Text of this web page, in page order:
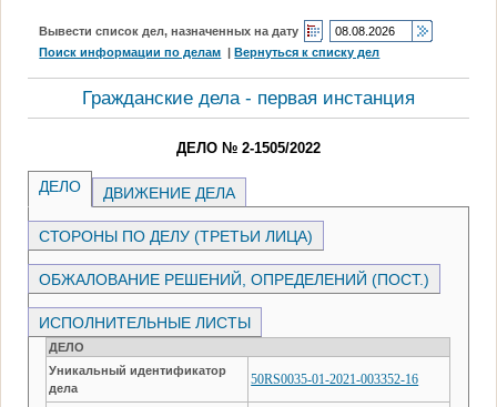
Вывести список дел, назначенных на дату
Поиск информации по делам |Вернуться к списку дел
Гражданские дела - первая инстанция
ДЕЛО № 2-1505/2022
ДЕЛО ДВИЖЕНИЕ ДЕЛА
СТОРОНЫ ПО ДЕЛУ (ТРЕТЬИ ЛИЦА)
ОБЖАЛОВАНИЕ РЕШЕНИЙ, ОПРЕДЕЛЕНИЙ (ПОСТ.)
ИСПОЛНИТЕЛЬНЫЕ ЛИСТЫ
ДЕЛО
Уникальный идентификатор
дела
50RS0035-01-2021-003352-16